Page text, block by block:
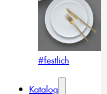
#festlich
Katalog